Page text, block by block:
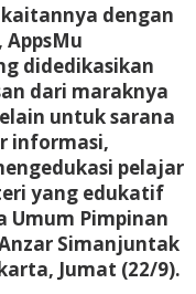
dengan
didedikasikan
dari maraknya
untuk sarana
informasi,
pelajar
yang edukatif
Umum Pimpinan
Simanjuntak
Jumat (22/9).